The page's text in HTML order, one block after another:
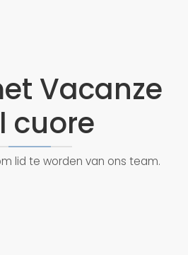
Vacanze
cuore
lid te worden van ons team.